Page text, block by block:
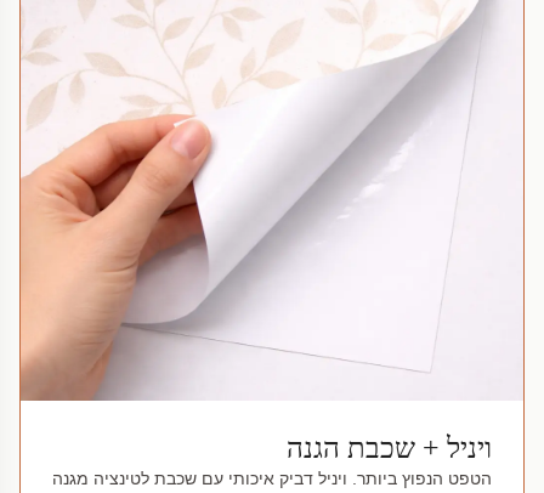
ויניל + שכבת הגנה
הטפט הנפוץ ביותר. ויניל דביק איכותי עם שכבת לטינציה מגנה